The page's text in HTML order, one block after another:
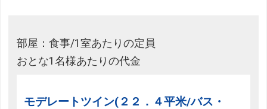
部屋：食事/1室あたりの定員
おとな1名様あたりの代金
モデレートツイン(２２．４平米/バス・